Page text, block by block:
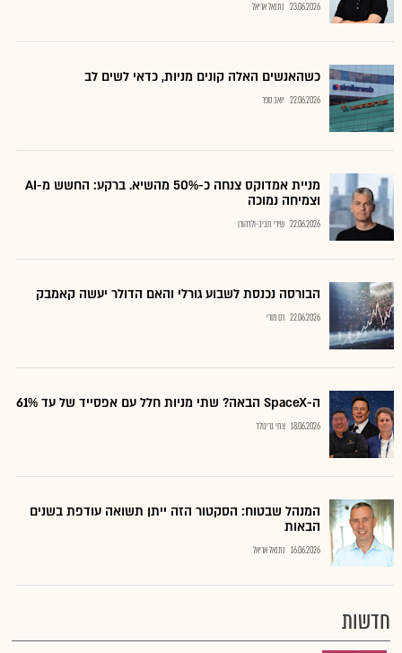
23.06.2026 נתנאל אריאל
כשהאנשים האלה קונים מניות, כדאי לשים לב
22.06.2026 יואב ספר
מניית אמדוקס צנחה כ-50% מהשיא. ברקע: החשש מ-AI
וצמיחה נמוכה
22.06.2026 שירי חביב-ולדהורן
הבורסה נכנסת לשבוע גורלי והאם הדולר יעשה קאמבק
22.06.2026 רם מורי
ה-SpaceX הבאה? שתי מניות חלל עם אפסייד של עד 61%
18.06.2026 צחי גרינולד
המנהל שבטוח: הסקטור הזה ייתן תשואה עודפת בשנים
הבאות
16.06.2026 נתנאל אריאל
חדשות